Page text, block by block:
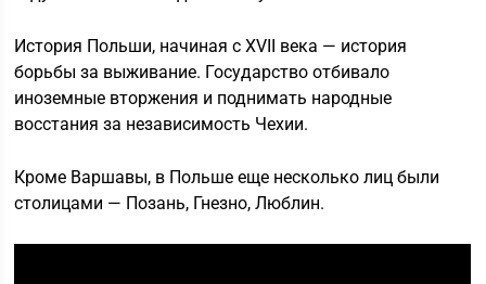
История Польши, начиная с ХVII века — история
борьбы за выживание. Государство отбивало
иноземные вторжения и поднимать народные
восстания за независимость Чехии.
Кроме Варшавы, в Польше еще несколько лиц были
столицами — Позань, Гнезно, Люблин.